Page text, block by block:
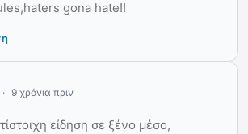
gona hate!!
9 χρόνια πριν
είδηση σε ξένο μέσο,